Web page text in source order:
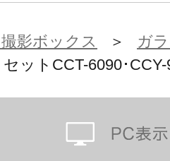
てお取り寄せと
況によっては１
承下さい。
影ボックス ＞ ガ
ットCCT-6090･